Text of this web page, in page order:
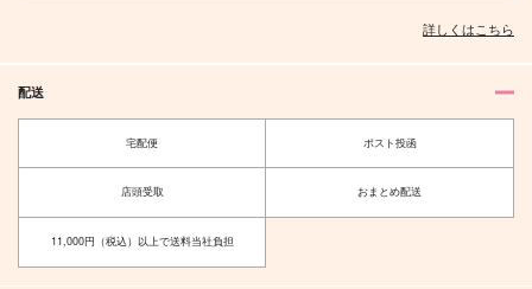
きみほほ笑めば・・・
冨岡義勇×竈門炭治郎
サンプル
冨岡義勇×竈門炭治郎
サンプル
詳しくはこちら
配送
宅配便 ポスト投函
店頭受取 おまとめ配送
11,000円（税込）以上で送料当社負担